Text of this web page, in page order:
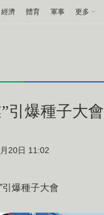
經濟 體育 軍事 更多
引爆種子大會
20日 11:02
引爆種子大會